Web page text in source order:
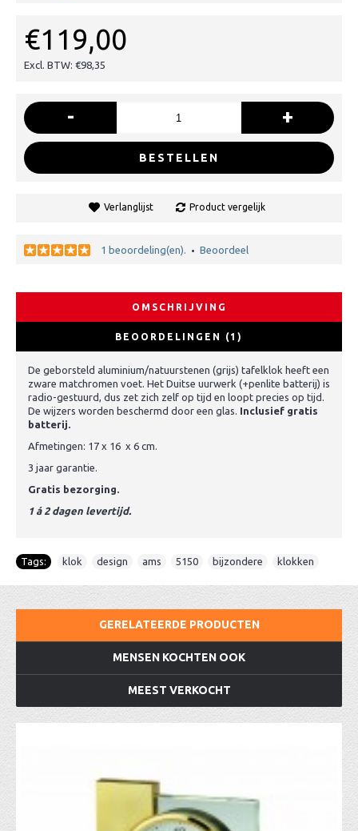
€119,00
Excl. BTW: €98,35
- +
BESTELLEN
Verlanglijst Product vergelijk
1 beoordeling(en). • Beoordeel
OMSCHRIJVING
BEOORDELINGEN (1)
De geborsteld aluminium/natuurstenen (grijs) tafelklok heeft een
zware matchromen voet. Het Duitse uurwerk (+penlite batterij) is
radio-gestuurd, dus zet zich zelf op tijd en loopt precies op tijd.
De wijzers worden beschermd door een glas. Inclusief gratis
batterij.
Afmetingen: 17 x 16 x 6 cm.
3 jaar garantie.
Gratis bezorging.
1 á 2 dagen levertijd.
Tags: klok design ams 5150 bijzondere klokken
GERELATEERDE PRODUCTEN
MENSEN KOCHTEN OOK
MEEST VERKOCHT